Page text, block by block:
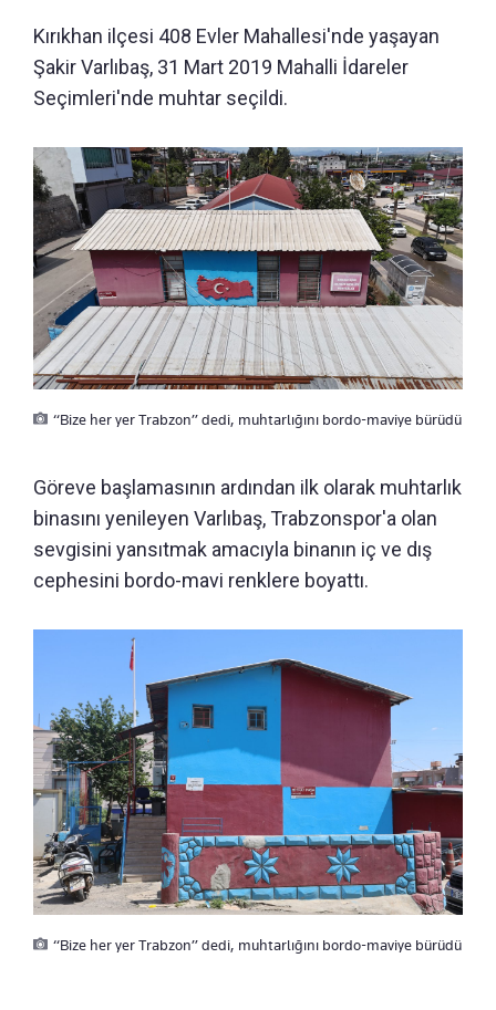
Kırıkhan ilçesi 408 Evler Mahallesi'nde yaşayan
Şakir Varlıbaş, 31 Mart 2019 Mahalli İdareler
Seçimleri'nde muhtar seçildi.
“Bize her yer Trabzon” dedi, muhtarlığını bordo-maviye bürüdü
Göreve başlamasının ardından ilk olarak muhtarlık
binasını yenileyen Varlıbaş, Trabzonspor'a olan
sevgisini yansıtmak amacıyla binanın iç ve dış
cephesini bordo-mavi renklere boyattı.
“Bize her yer Trabzon” dedi, muhtarlığını bordo-maviye bürüdü